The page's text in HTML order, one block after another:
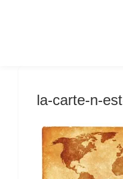
la-carte-n-